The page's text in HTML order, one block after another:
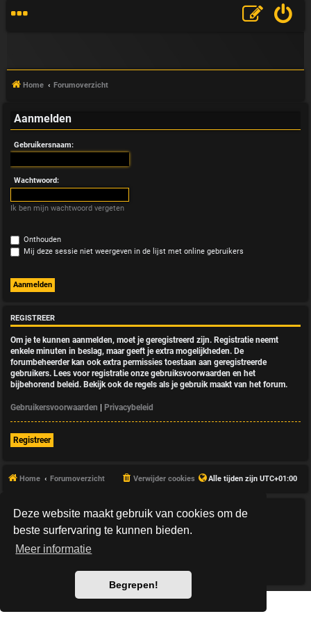
Deze website maakt gebruik van cookies om de
beste surfervaring te kunnen bieden.
Meer informatie
Begrepen!
V
&
A
Home Forumoverzicht
Aanmelden
Gebruikersnaam:
Wachtwoord:
Ik ben mijn wachtwoord vergeten
Onthouden
Mij deze sessie niet weergeven in de lijst met online gebruikers
REGISTREER
Om je te kunnen aanmelden, moet je geregistreerd zijn. Registratie neemt
enkele minuten in beslag, maar geeft je extra mogelijkheden. De
forumbeheerder kan ook extra permissies toestaan aan geregistreerde
gebruikers. Lees voor registratie onze gebruiksvoorwaarden en het
bijbehorend beleid. Bekijk ook de regels als je gebruik maakt van het forum.
Gebruikersvoorwaarden | Privacybeleid
Registreer
Home Forumoverzicht Alle tijden zijn UTC+01:00
Verwijder cookies
*HexagonReborn style byMannixMD
Style Version: 3.2.10
Powered by
Privacy|Gebruikersvoorwaarden